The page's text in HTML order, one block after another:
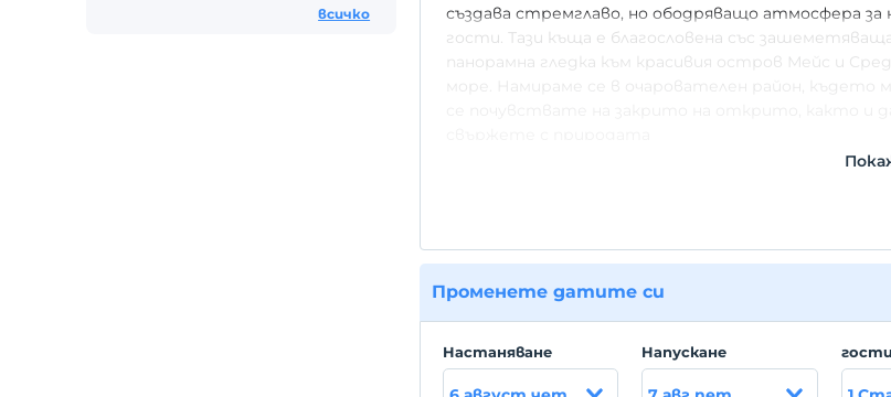
всичко
създава стремглаво, но ободряващо атмосфера
гости. Тази къща е благословена със
панорамна гледка към красивия остров Мейс и
море. Намираме се в очарователен район, където
Променете датите си
Hастаняване Hапускане гости